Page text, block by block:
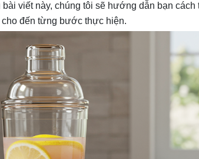
viết này, chúng tôi sẽ hướng dẫn bạn cách
đến từng bước thực hiện.